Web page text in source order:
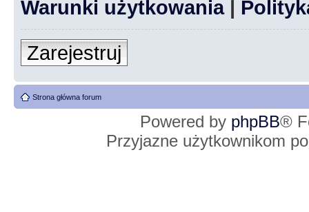
Warunki użytkowania|
Zarejestruj
Strona główna forum
Powered by phpBB®
Przyjazne użytkownikom